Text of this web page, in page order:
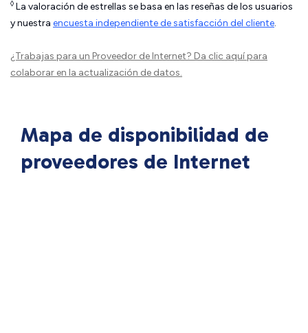
◊ La valoración de estrellas se basa en las reseñas de los usuarios
y nuestra encuesta independiente de satisfacción del cliente.
¿Trabajas para un Proveedor de Internet? Da clic aquípara
colaborar en la actualización de datos.
Mapa de disponibilidad de
proveedores de Internet